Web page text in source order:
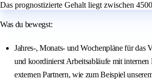
Das prognostizierte Gehalt liegt zwischen
Was du bewegst:
Jahres-, Monats- und Wochenpläne für das
und koordinierst Arbeitsabläufe mit internen
externen Partnern, wie zum Beispiel